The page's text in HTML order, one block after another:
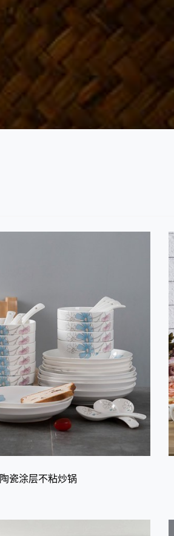
陶瓷涂层不粘炒锅